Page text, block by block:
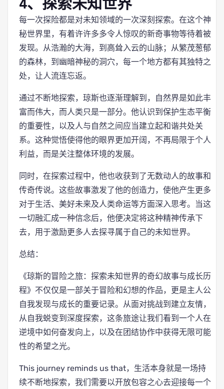
4、探索未知世界
每一次探险都是对未知领域的一次深刻探索。在这个神
秘世界里，有着许许多多令人惊叹的新奇事物等待着被
发现。从浩瀚的大海，到高耸入云的山脉；从繁茂葱郁
的森林，到幽暗神秘的洞穴，每一个地方都有其独特之
处，让人流连忘返。
通过不断地探索，琼斯也逐渐理解到，自然界是如此丰
富而伟大，而人类只是一部分。他认识到保护生态平衡
的重要性，以及人与自然之间应当建立起和谐共处关
系。这种觉悟使得他的眼界更加开阔，不再局限于个人
利益，而是关注整体环境的发展。
同时，在探索过程中，他也收获到了无数动人的故事和
传奇传说。这些故事激发了他的创造力，使他产生更多
对于生活、美好未来及人类命运等方面深入思考。当这
一切融汇成一种信念后，他便决定将这种精神传承下
去，用于激励更多人去探寻属于自己的未知世界。
总结：
《琼斯的冒险之旅：探索未知世界的奇幻故事与成长历
程》不仅仅是一部关于冒险和幻想的作品，更是主人公
自我发现与成长的重要记录。从面对挑战到建立友情，
从自我蜕变到深度探索，这条旅途让我们看到一个人在
逆境中如何奋发向上，以及在团结协作中获得无限可能
性的希望之光。
This journey reminds us that，生活本身就是一场持
续不断地探索，我们需要以开放包容之心去迎接每一个